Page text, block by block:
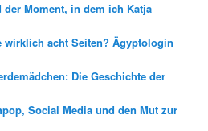
Moment, in dem ich Katja
wirklich acht Seiten? Ägyptologin
Die Geschichte der
Social Media und den Mut zur